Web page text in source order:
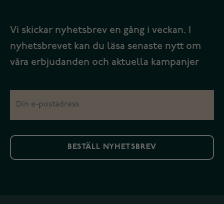
Vi skickar nyhetsbrev en gång i veckan. I
nyhetsbrevet kan du läsa senaste nytt om
våra erbjudanden och aktuella kampanjer
BESTÄLL NYHETSBREV